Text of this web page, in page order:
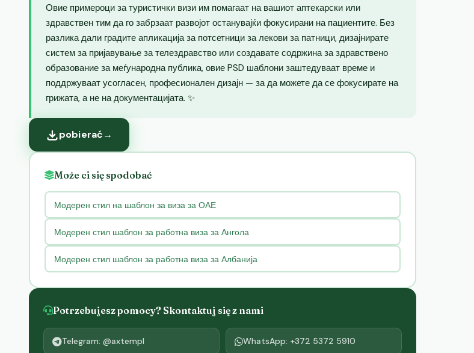
Овие примероци за туристички визи им помагаат на вашиот аптекарски или
здравствен тим да го забрзаат развојот останувајќи фокусирани на пациентите. Без
разлика дали градите апликација за потсетници за лекови за патници, дизајнирате
систем за пријавување за телездравство или создавате содржина за здравствено
образование за меѓународна публика, овие PSD шаблони заштедуваат време и
поддржуваат усогласен, професионален дизајн — за да можете да се фокусирате на
грижата, а не на документацијата. ✨
pobierać→
Może ci się spodobać
Модерен стил на шаблон за виза за ОАЕ
Модерен стил шаблон за работна виза за Ангола
Модерен стил шаблон за работна виза за Албанија
Potrzebujesz pomocy? Skontaktuj się z nami
Telegram: @axtempl WhatsApp: +372 5372 5910